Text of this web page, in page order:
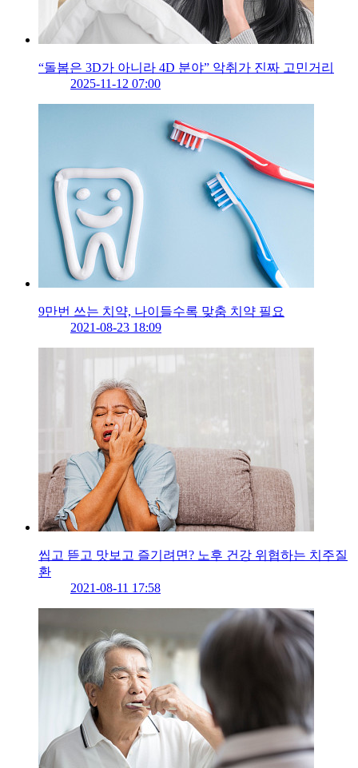
“돌봄은 3D가 아니라 4D 분야” 악취가 진짜 고민거리
2025-11-12 07:00
9만번 쓰는 치약, 나이들수록 맞춤 치약 필요
2021-08-23 18:09
씹고 뜯고 맛보고 즐기려면? 노후 건강 위협하는 치주질
환
2021-08-11 17:58